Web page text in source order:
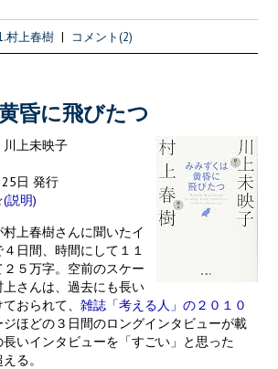
ai
l
村上春樹 | コメント(2)
昏に飛びたつ
上未映子
日 発行
(説明)
上春樹さんに聞いたイ
日間、時間にして１１
５万字。空前のスケー
さんは、過去にも長い
おられて、雑誌「考える人」の２０１０
ほどの３日間のロングインタビューが載
いインタビューを「すごい」と思った
る。